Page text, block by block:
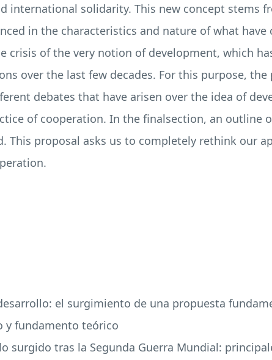
international solidarity. This new concept stems
in the characteristics and nature of what have
crisis of the very notion of development, which
over the last few decades. For this purpose,
debates that have arisen over the idea of
of cooperation. In the finalsection, an outline
This proposal asks us to completely rethink our
el surgimiento de una propuesta
y fundamento teórico
surgido tras la Segunda Guerra Mundial: